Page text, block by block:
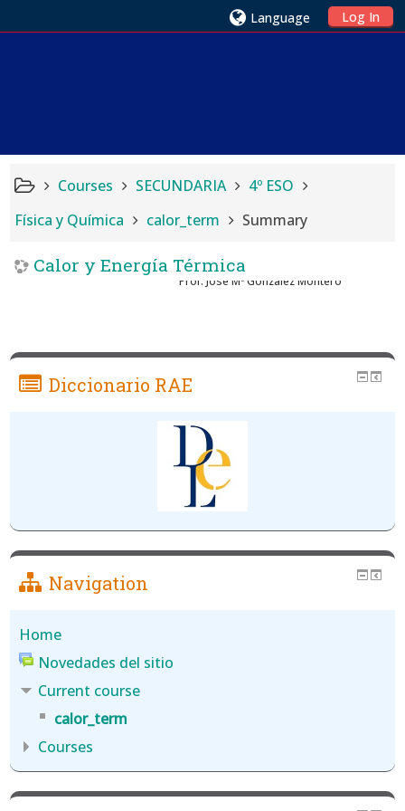
Log In
Language
Courses SECUNDARIA
4º ESO
Física y Química
calor_term Summary
Calor y Energía Térmica
Prof. Jose Mª González Montero
Diccionario RAE
Navigation
Home
Novedades del sitio
Current course
calor_term
Courses